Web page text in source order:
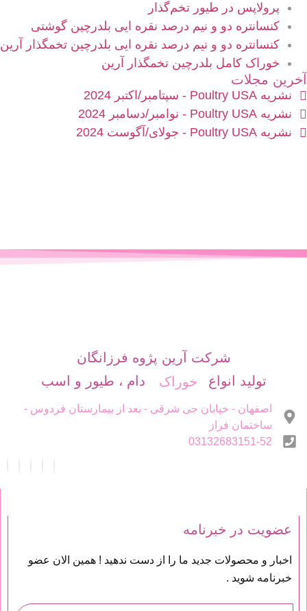
پرولاپس در طیور تخم‌گذار
کنسانتره دو و نیم درصد نقره ایی بلدرچین گوشتی
کنسانتره دو و نیم درصد نقره ایی بلدرچین تخمگذار آرین
خوراک کامل بلدرچین تخمگذار آرین
آخرین مجلات
نشریه Poultry USA - سپتامبر/اکتبر 2024
نشریه Poultry USA - نوامبر/دسامبر 2024
نشریه Poultry USA - جولای/آگوست 2024
شرکت آرین پژوه فرزانگان
تولید انواع
خوراک دام ، طیور و اسب
اصفهان - خیابان جی شرقی - بعد از بیمارستان فردوس -
ساختمان فراز
03132683151-52
عضویت در خبرنامه
اخبار و محصولات جدید ما را از دست ندهید ! همین الان عضو
خبرنامه شوید .